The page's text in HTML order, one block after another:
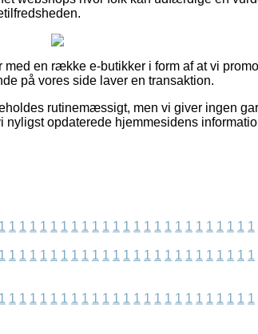
en række e-butikker i form af at vi
på vores side laver en transaktion.
rutinemæssigt, men vi giver ingen
opdaterede hjemmesidens
1 1 1 1 1 1 1 1 1 1 1 1 1 1 1 1 1 1 1 1 1 1 1 1 1
1 1 1 1 1 1 1 1 1 1 1 1 1 1 1 1 1 1 1 1 1 1 1 1 1
1 1 1 1 1 1 1 1 1 1 1 1 1 1 1 1 1 1 1 1 1 1 1 1 1